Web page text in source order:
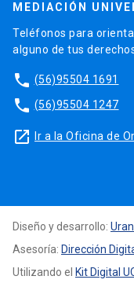
MEDIACIÓN
Teléfonos para
alguno de tus
phone (56)95504 1691
phone (56)95504 1247
launch Ir a la Oficina de
Diseño y desarrollo:
Asesoría: Dirección
Utilizando el Kit Digital